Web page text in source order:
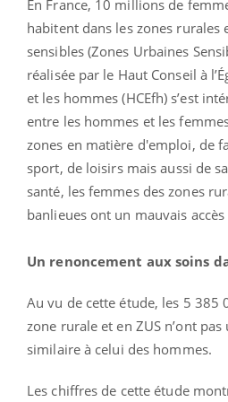
En France, 10 millions de
habitent dans les zones rurales
sensibles (Zones Urbaines
réalisée par le Haut Conseil à
et les hommes (HCEfh) s’est
entre les hommes et les
zones en matière d'emploi, de
sport, de loisirs mais aussi de
santé, les femmes des zones
banlieues ont un mauvais
Un renoncement aux soins
Au vu de cette étude, les 5 385
zone rurale et en ZUS n’ont pas
similaire à celui des hommes.
Les chiffres de cette étude